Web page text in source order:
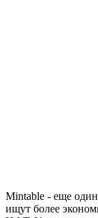
Mintable - еще
ищут более